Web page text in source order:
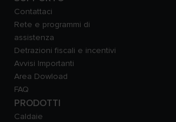
Contattaci
Rete e programmi di
assistenza
Detrazioni fiscali e incentivi
Avvisi Importanti
Area Dowload
FAQ
PRODOTTI
Caldaie